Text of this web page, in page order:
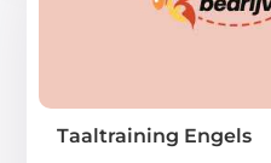
Taaltraining Engels